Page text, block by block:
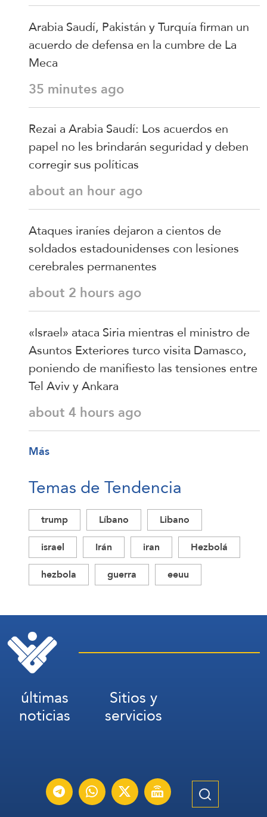
Arabia Saudí, Pakistán y Turquía firman un
acuerdo de defensa en la cumbre de La
Meca
35 minutes ago
Rezai a Arabia Saudí: Los acuerdos en
papel no les brindarán seguridad y deben
corregir sus políticas
about an hour ago
Ataques iraníes dejaron a cientos de
soldados estadounidenses con lesiones
cerebrales permanentes
about 2 hours ago
«Israel» ataca Siria mientras el ministro de
Asuntos Exteriores turco visita Damasco,
poniendo de manifiesto las tensiones entre
Tel Aviv y Ankara
about 4 hours ago
Más
Temas de Tendencia
trump Líbano
Libano
israel
Irán iran
Hezbolá
hezbola
guerra eeuu
últimas
noticias
Sitios y
servicios